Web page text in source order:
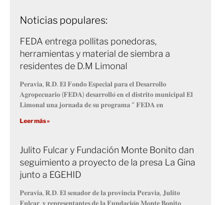
Noticias populares:
FEDA entrega pollitas ponedoras,
herramientas y material de siembra a
residentes de D.M Limonal
𝐏𝐞𝐫𝐚𝐯𝐢𝐚, 𝐑.𝐃. 𝐄𝐥 𝐅𝐨𝐧𝐝𝐨 𝐄𝐬𝐩𝐞𝐜𝐢𝐚𝐥 𝐩𝐚𝐫𝐚 𝐞𝐥 𝐃𝐞𝐬𝐚𝐫𝐫𝐨𝐥𝐥𝐨
𝐀𝐠𝐫𝐨𝐩𝐞𝐜𝐮𝐚𝐫𝐢𝐨 (𝐅𝐄𝐃𝐀) 𝐝𝐞𝐬𝐚𝐫𝐫𝐨𝐥𝐥𝐨́ 𝐞𝐧 𝐞𝐥 𝐝𝐢𝐬𝐭𝐫𝐢𝐭𝐨 𝐦𝐮𝐧𝐢𝐜𝐢𝐩𝐚𝐥 𝐄𝐥
𝐋𝐢𝐦𝐨𝐧𝐚𝐥 𝐮𝐧𝐚 𝐣𝐨𝐫𝐧𝐚𝐝𝐚 𝐝𝐞 𝐬𝐮 𝐩𝐫𝐨𝐠𝐫𝐚𝐦𝐚 “ 𝐅𝐄𝐃𝐀 𝐞𝐧
Leer más »
Julito Fulcar y Fundación Monte Bonito dan
seguimiento a proyecto de la presa La Gina
junto a EGEHID
𝐏𝐞𝐫𝐚𝐯𝐢𝐚, 𝐑.𝐃. 𝐄𝐥 𝐬𝐞𝐧𝐚𝐝𝐨𝐫 𝐝𝐞 𝐥𝐚 𝐩𝐫𝐨𝐯𝐢𝐧𝐜𝐢𝐚 𝐏𝐞𝐫𝐚𝐯𝐢𝐚, 𝐉𝐮𝐥𝐢𝐭𝐨
𝐅𝐮𝐥𝐜𝐚𝐫, 𝐲 𝐫𝐞𝐩𝐫𝐞𝐬𝐞𝐧𝐭𝐚𝐧𝐭𝐞𝐬 𝐝𝐞 𝐥𝐚 𝐅𝐮𝐧𝐝𝐚𝐜𝐢𝐨́𝐧 𝐌𝐨𝐧𝐭𝐞 𝐁𝐨𝐧𝐢𝐭𝐨